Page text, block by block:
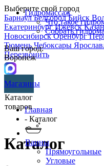
Выберите свой город
БарнаулБелгородБийск
ЕкатеринбургИжевск
НовосибирскОренбург
ТюменьЧебоксары
Перезвонить
Гидромассаж
Что такое
Собрать
Ваш город:
Воронеж
Магазины
Каталог
товаров
Ванны
Прямоугольные
Угловые
Главная
- Каталог
Каталог